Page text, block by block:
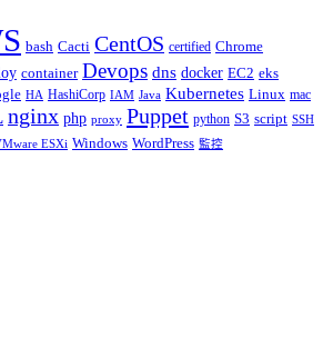
bash Cacti CentOS certified Chrome
container Devops dns docker EC2 eks
HA HashiCorp IAM Java Kubernetes Linux mac
nginx php proxy Puppet python S3 script SSH
ESXi Windows WordPress 監控